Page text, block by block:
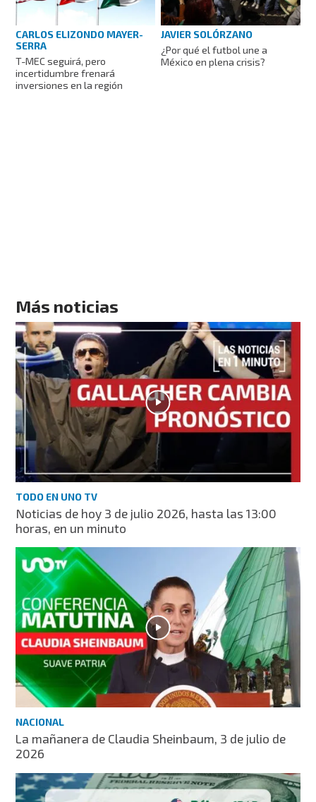
CARLOS ELIZONDO MAYER-
SERRA
T-MEC seguirá, pero
incertidumbre frenará
inversiones en la región
JAVIER SOLÓRZANO
¿Por qué el futbol une a
México en plena crisis?
Más noticias
TODO EN UNO TV
Noticias de hoy 3 de julio 2026, hasta las 13:00
horas, en un minuto
NACIONAL
La mañanera de Claudia Sheinbaum, 3 de julio de
2026